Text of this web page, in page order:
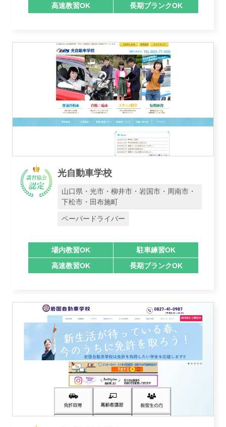
業者様登録はこちら
高速教習OK
長期ブランクOK
光自動車学校
山口県・光市・柳井市・岩国市・周南市・
下松市・田布施町
ペーパードライバー
場内教習OK
駐車練習OK
高速教習OK
長期ブランクOK